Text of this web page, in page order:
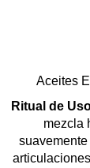
Aceites
Ritual de
mezcla